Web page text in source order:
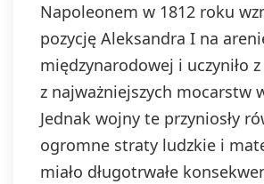
Napoleonem w 1812 roku
pozycję Aleksandra I na
międzynarodowej i uczyniło
z najważniejszych mocarstw
Jednak wojny te przyniosły
ogromne straty ludzkie i
miało długotrwałe